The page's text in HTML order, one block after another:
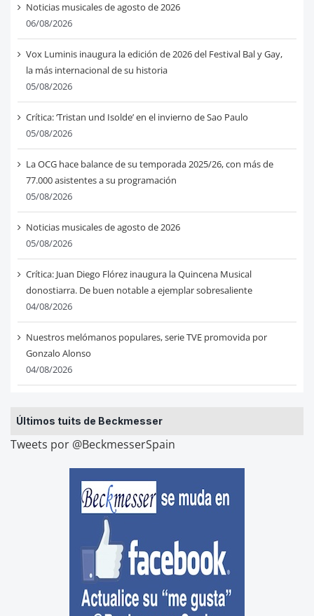
Noticias musicales de agosto de 2026
06/08/2026
Vox Luminis inaugura la edición de 2026 del Festival Bal y Gay,
la más internacional de su historia
05/08/2026
Crítica: ‘Tristan und Isolde’ en el invierno de Sao Paulo
05/08/2026
La OCG hace balance de su temporada 2025/26, con más de
77.000 asistentes a su programación
05/08/2026
Noticias musicales de agosto de 2026
05/08/2026
Crítica: Juan Diego Flórez inaugura la Quincena Musical
donostiarra. De buen notable a ejemplar sobresaliente
04/08/2026
Nuestros melómanos populares, serie TVE promovida por
Gonzalo Alonso
04/08/2026
Últimos tuits de Beckmesser
Tweets por @BeckmesserSpain